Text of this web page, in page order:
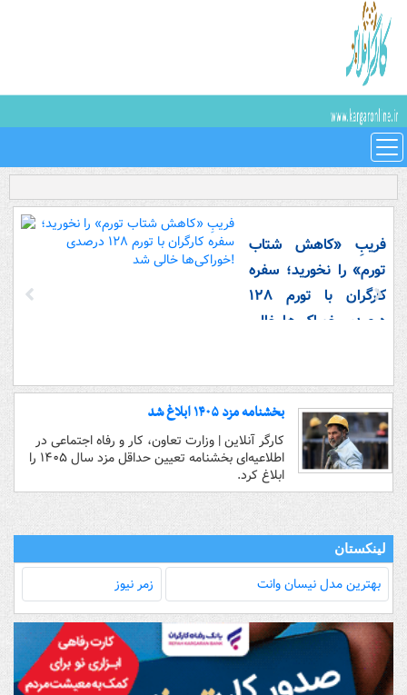
فریبِ «کاهش شتاب
تورم» را نخورید؛ سفره
کارگران با تورم ۱۲۸
درصدی خوراکی‌ها خالی
بخشنامه مزد ۱۴۰۵ ابلاغ شد
کارگر آنلاین | وزارت تعاون، کار و رفاه اجتماعی در
اطلاعیه‌ای بخشنامه تعیین حداقل مزد سال ۱۴۰۵ را
ابلاغ کرد.
لینکستان
بهترین مدل‌ نیسان وانت زمر نیوز